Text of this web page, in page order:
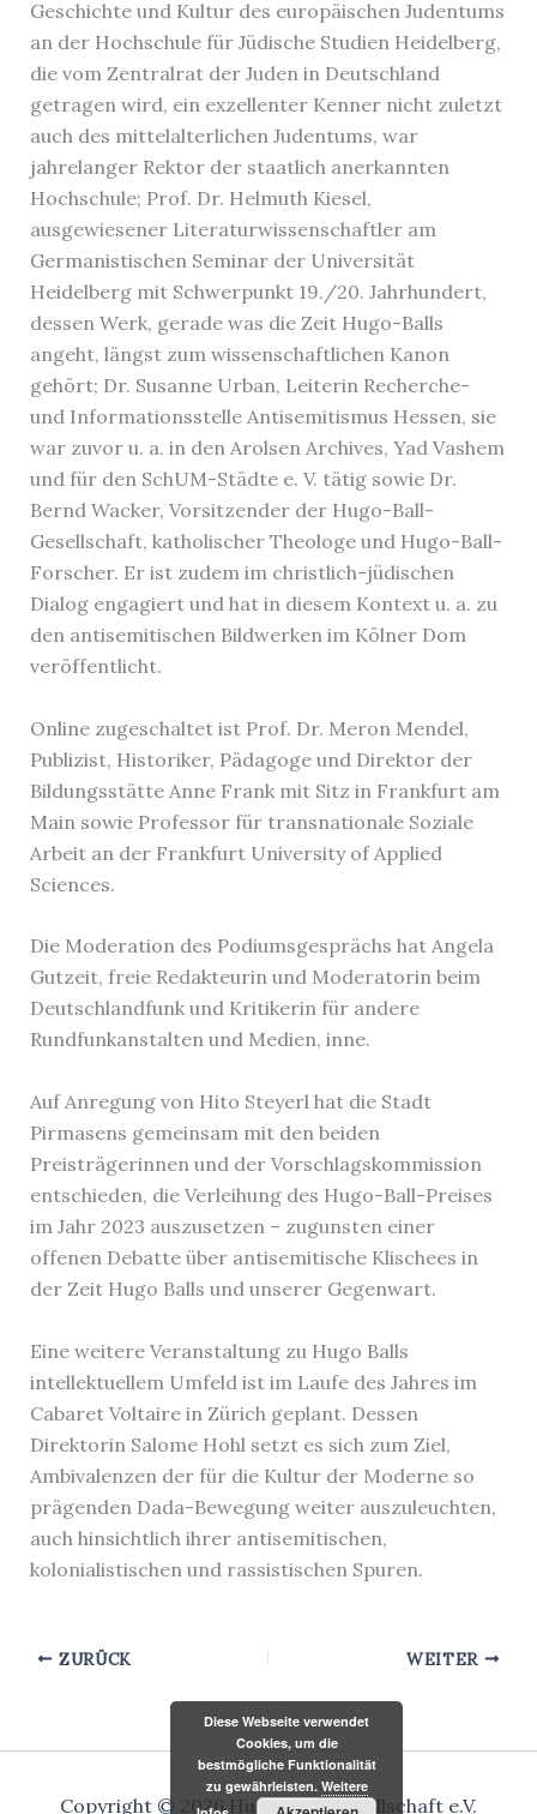
Geschichte und Kultur des europäischen Judentums
an der Hochschule für Jüdische Studien Heidelberg,
die vom Zentralrat der Juden in Deutschland
getragen wird, ein exzellenter Kenner nicht zuletzt
auch des mittelalterlichen Judentums, war
jahrelanger Rektor der staatlich anerkannten
Hochschule; Prof. Dr. Helmuth Kiesel,
ausgewiesener Literaturwissenschaftler am
Germanistischen Seminar der Universität
Heidelberg mit Schwerpunkt 19./20. Jahrhundert,
dessen Werk, gerade was die Zeit Hugo-Balls
angeht, längst zum wissenschaftlichen Kanon
gehört; Dr. Susanne Urban, Leiterin Recherche-
und Informationsstelle Antisemitismus Hessen, sie
war zuvor u. a. in den Arolsen Archives, Yad Vashem
und für den SchUM-Städte e. V. tätig sowie Dr.
Bernd Wacker, Vorsitzender der Hugo-Ball-
Gesellschaft, katholischer Theologe und Hugo-Ball-
Forscher. Er ist zudem im christlich-jüdischen
Dialog engagiert und hat in diesem Kontext u. a. zu
den antisemitischen Bildwerken im Kölner Dom
veröffentlicht.
Online zugeschaltet ist Prof. Dr. Meron Mendel,
Publizist, Historiker, Pädagoge und Direktor der
Bildungsstätte Anne Frank mit Sitz in Frankfurt am
Main sowie Professor für transnationale Soziale
Arbeit an der Frankfurt University of Applied
Sciences.
Die Moderation des Podiumsgesprächs hat Angela
Gutzeit, freie Redakteurin und Moderatorin beim
Deutschlandfunk und Kritikerin für andere
Rundfunkanstalten und Medien, inne.
Auf Anregung von Hito Steyerl hat die Stadt
Pirmasens gemeinsam mit den beiden
Preisträgerinnen und der Vorschlagskommission
entschieden, die Verleihung des Hugo-Ball-Preises
im Jahr 2023 auszusetzen – zugunsten einer
offenen Debatte über antisemitische Klischees in
der Zeit Hugo Balls und unserer Gegenwart.
Eine weitere Veranstaltung zu Hugo Balls
intellektuellem Umfeld ist im Laufe des Jahres im
Cabaret Voltaire in Zürich geplant. Dessen
Direktorin Salome Hohl setzt es sich zum Ziel,
Ambivalenzen der für die Kultur der Moderne so
prägenden Dada-Bewegung weiter auszuleuchten,
auch hinsichtlich ihrer antisemitischen,
kolonialistischen und rassistischen Spuren.
ZURÜCK WEITER
Copyright © 2026 Hugo-Ball-Gesellschaft e.V.
Diese Webseite verwendet
Cookies, um die
bestmögliche Funktionalität
zu gewährleisten. Weitere